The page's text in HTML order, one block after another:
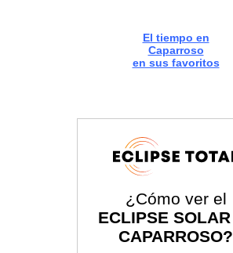
El tiempo en
Caparroso
en sus favoritos
¿Cómo ver el
ECLIPSE SOLAR
CAPARROSO?